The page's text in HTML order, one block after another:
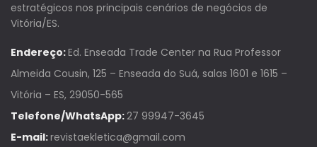
estratégicos nos principais cenários de negócios de
Vitória/ES.
Endereço:Ed. Enseada Trade Center na Rua Professor
Almeida Cousin, 125 – Enseada do Suá, salas 1601 e 1615 –
Vitória – ES, 29050-565
Telefone/WhatsApp:27 99947-3645
E-mail:revistaekletica@gmail.com